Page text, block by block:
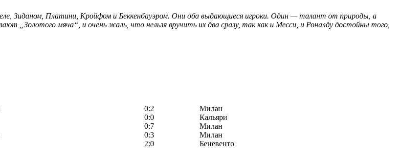
Зиданом, Платини, Кройфом и Беккенбауэром. Они оба выдающиеся игроки. Один — талант от природы, а
„Золотого мяча“, и очень жаль, что нельзя вручить их два сразу, так как и Месси, и Роналду достойны того,
0:2
Милан
0:0
Кальяри
0:7
Милан
0:3
Милан
2:0
Беневенто